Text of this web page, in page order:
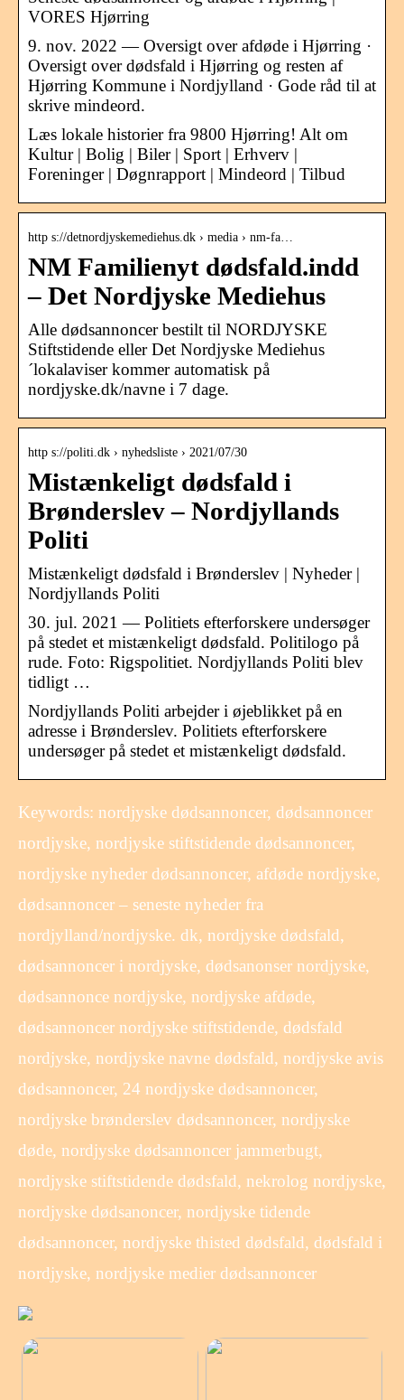
VORES Hjørring
9. nov. 2022 — Oversigt over afdøde i Hjørring ·
Oversigt over dødsfald i Hjørring og resten af
Hjørring Kommune i Nordjylland · Gode råd til at
skrive mindeord.
Læs lokale historier fra 9800 Hjørring! Alt om
Kultur | Bolig | Biler | Sport | Erhverv |
Foreninger | Døgnrapport | Mindeord | Tilbud
http s://detnordjyskemediehus.dk › media › nm-fa…
NM Familienyt dødsfald.indd
– Det Nordjyske Mediehus
Alle dødsannoncer bestilt til NORDJYSKE
Stiftstidende eller Det Nordjyske Mediehus
´lokalaviser kommer automatisk på
nordjyske.dk/navne i 7 dage.
http s://politi.dk › nyhedsliste › 2021/07/30
Mistænkeligt dødsfald i
Brønderslev – Nordjyllands
Politi
Mistænkeligt dødsfald i Brønderslev | Nyheder |
Nordjyllands Politi
30. jul. 2021 — Politiets efterforskere undersøger
på stedet et mistænkeligt dødsfald. Politilogo på
rude. Foto: Rigspolitiet. Nordjyllands Politi blev
tidligt …
Nordjyllands Politi arbejder i øjeblikket på en
adresse i Brønderslev. Politiets efterforskere
undersøger på stedet et mistænkeligt dødsfald.
Keywords: nordjyske dødsannoncer, dødsannoncer
nordjyske, nordjyske stiftstidende dødsannoncer,
nordjyske nyheder dødsannoncer, afdøde nordjyske,
dødsannoncer – seneste nyheder fra
nordjylland/nordjyske. dk, nordjyske dødsfald,
dødsannoncer i nordjyske, dødsanonser nordjyske,
dødsannonce nordjyske, nordjyske afdøde,
dødsannoncer nordjyske stiftstidende, dødsfald
nordjyske, nordjyske navne dødsfald, nordjyske avis
dødsannoncer, 24 nordjyske dødsannoncer,
nordjyske brønderslev dødsannoncer, nordjyske
døde, nordjyske dødsannoncer jammerbugt,
nordjyske stiftstidende dødsfald, nekrolog nordjyske,
nordjyske dødsanoncer, nordjyske tidende
dødsannoncer, nordjyske thisted dødsfald, dødsfald i
nordjyske, nordjyske medier dødsannoncer